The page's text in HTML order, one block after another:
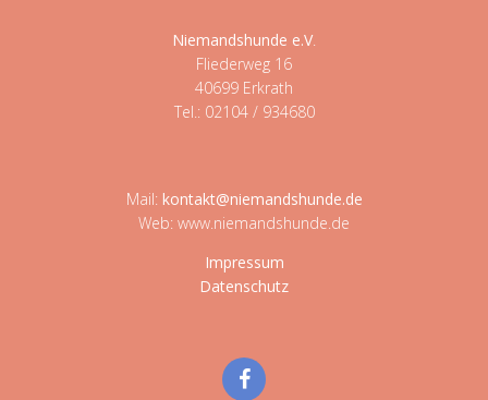
Niemandshunde e.V.
Fliederweg 16
40699 Erkrath
Tel.: 02104 / 934680
Mail: kontakt@niemandshunde.de
Web: www.niemandshunde.de
Impressum
Datenschutz